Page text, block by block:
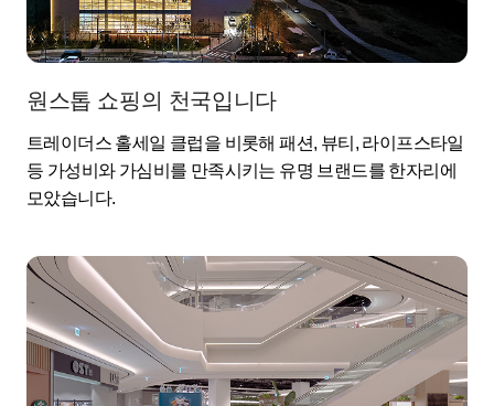
원스톱 쇼핑의 천국입니다
트레이더스 홀세일 클럽을 비롯해 패션, 뷰티, 라이프스타일
등 가성비와 가심비를 만족시키는 유명 브랜드를 한자리에
모았습니다.